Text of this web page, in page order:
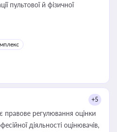
пультової й фізичної
+5
правове регулювання оцінки
діяльності оцінювачів,